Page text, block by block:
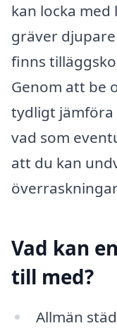
kan locka med
gräver
finns
Genom att be
tydligt jämföra
vad som
att du kan
Vad kan
till med?
Allmän